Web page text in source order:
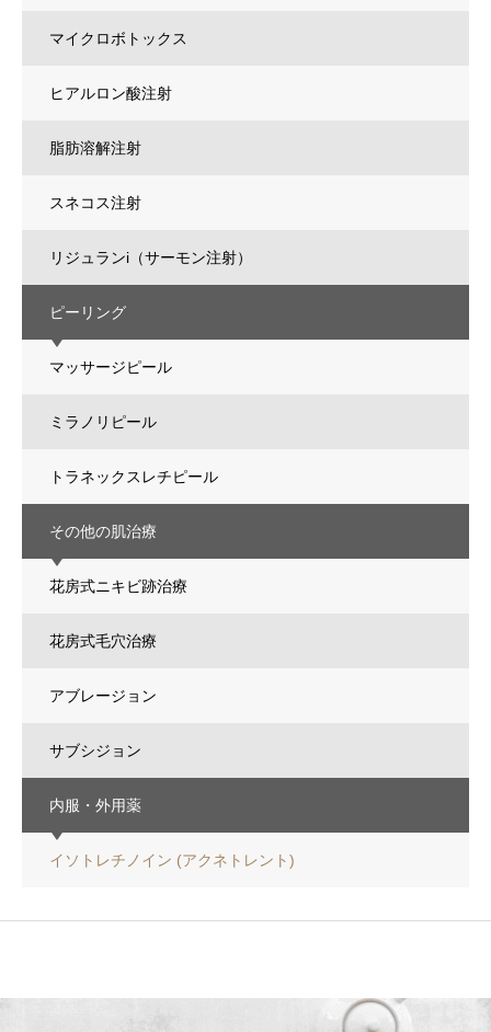
マイクロボトックス
ヒアルロン酸注射
脂肪溶解注射
スネコス注射
リジュランi（サーモン注射）
ピーリング
マッサージピール
ミラノリピール
トラネックスレチピール
その他の肌治療
花房式ニキビ跡治療
花房式毛穴治療
アブレージョン
サブシジョン
内服・外用薬
イソトレチノイン (アクネトレント)